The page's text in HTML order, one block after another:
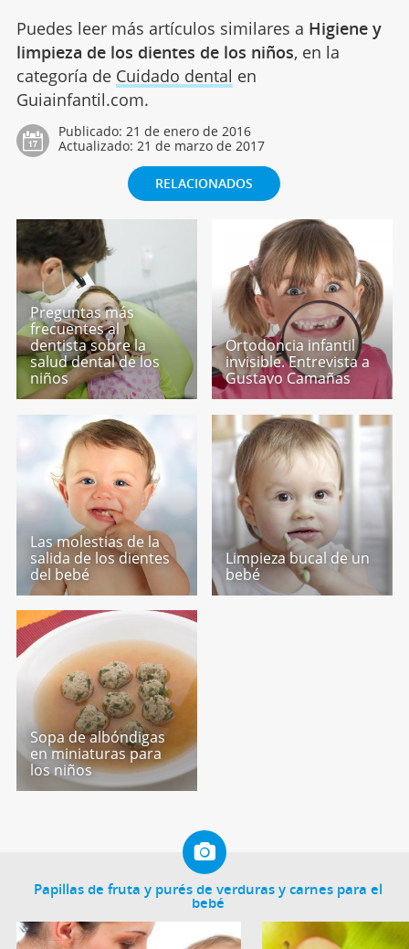
Puedes leer más artículos similares a Higiene y
limpieza de los dientes de los niños, en la
categoría de Cuidado dental en
Guiainfantil.com.
Publicado: 21 de enero de 2016
Actualizado: 21 de marzo de 2017
RELACIONADOS
Preguntas más
frecuentes al
dentista sobre la
salud dental de los
niños
Ortodoncia infantil
invisible. Entrevista a
Gustavo Camañas
Las molestias de la
salida de los dientes
del bebé
Limpieza bucal de un
bebé
Sopa de albóndigas
en miniaturas para
los niños
Papillas de fruta y purés de verduras y carnes para el
bebé